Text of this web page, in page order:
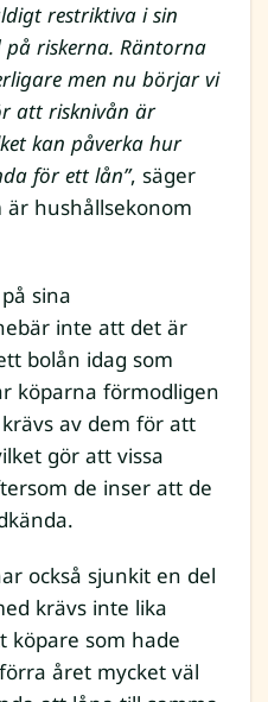
restriktiva i sin
riskerna. Räntorna
men nu börjar vi
att risknivån är
kan påverka hur
för ett lån”, säger
är hushållsekonom
sina
inte att det är
bolån idag som
köparna förmodligen
av dem för att
gör att vissa
de inser att de
också sjunkit en del
krävs inte lika
köpare som hade
året mycket väl